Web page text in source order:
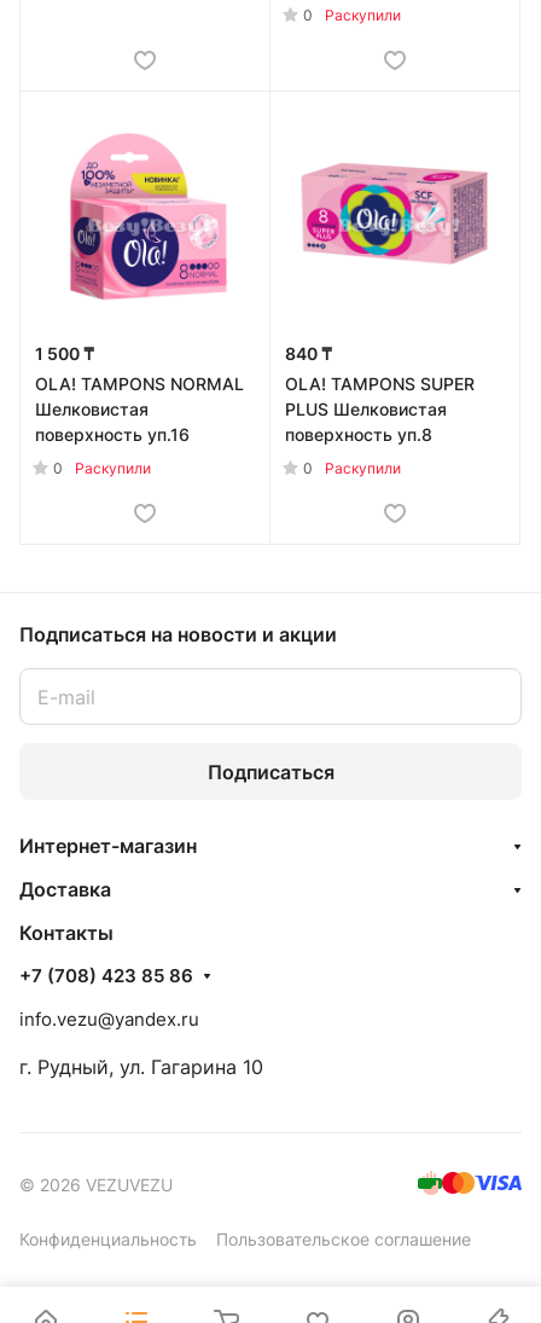
0 Раскупили
1 500 ₸
OLA! TAMPONS NORMAL
Шелковистая
поверхность уп.16
0 Раскупили
840 ₸
OLA! TAMPONS SUPER
PLUS Шелковистая
поверхность уп.8
0 Раскупили
Подписаться на новости и акции
Подписаться
Интернет-магазин
Доставка
Контакты
+7 (708) 423 85 86
info.vezu@yandex.ru
г. Рудный, ул. Гагарина 10
© 2026 VEZUVEZU
Конфиденциальность Пользовательское соглашение